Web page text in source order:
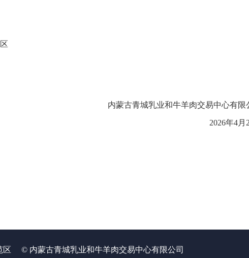
内蒙古青城乳业和牛羊肉交易中心有限
2026年4月
区 © 内蒙古青城乳业和牛羊肉交易中心有限公司